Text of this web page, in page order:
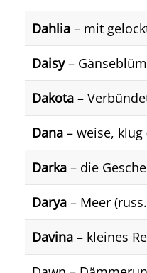
Dahlia – mit
Daisy–
Dakota –
Dana – weise,
Darka – die
Darya – Meer
Davina – kleines